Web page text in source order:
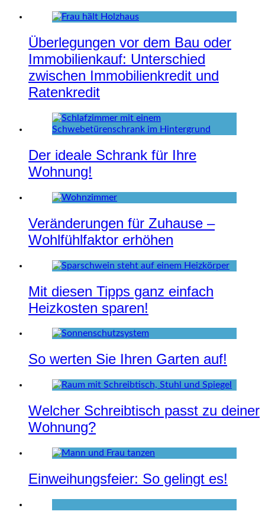
Überlegungen vor dem Bau oder
Immobilienkauf: Unterschied
zwischen Immobilienkredit und
Ratenkredit
Der ideale Schrank für Ihre
Wohnung!
Veränderungen für Zuhause –
Wohlfühlfaktor erhöhen
Mit diesen Tipps ganz einfach
Heizkosten sparen!
So werten Sie Ihren Garten auf!
Welcher Schreibtisch passt zu deiner
Wohnung?
Einweihungsfeier: So gelingt es!